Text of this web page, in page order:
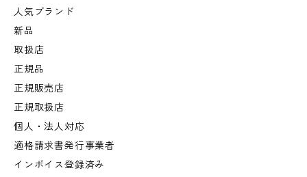
人気ブランド
新品
取扱店
正規品
正規販売店
正規取扱店
個人・法人対応
適格請求書発行事業者
インボイス登録済み